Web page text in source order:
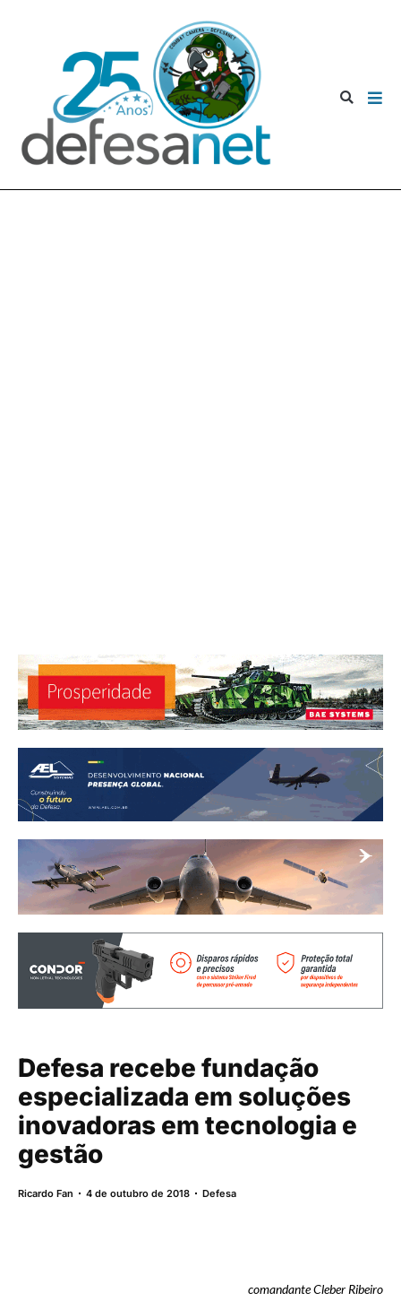
Defesa recebe fundação
especializada em soluções
inovadoras em tecnologia e
gestão
Ricardo Fan 4 de outubro de 2018 Defesa
comandante Cleber Ribeiro